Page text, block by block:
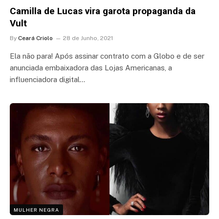
Camilla de Lucas vira garota propaganda da
Vult
By Ceará Criolo 28 de Junho, 2021
Ela não para! Após assinar contrato com a Globo e de ser
anunciada embaixadora das Lojas Americanas, a
influenciadora digital…
MULHER NEGRA